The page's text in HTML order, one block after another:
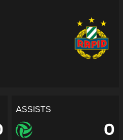
ASSISTS
0